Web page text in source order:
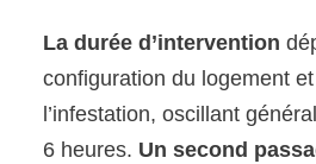
La durée d’intervention
configuration du logement
l’infestation, oscillant
6 heures. Un second